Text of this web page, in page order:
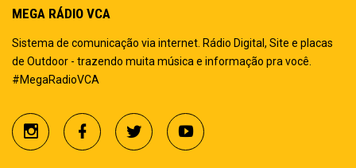
MEGA RÁDIO VCA
Sistema de comunicação via internet. Rádio Digital, Site e placas
de Outdoor - trazendo muita música e informação pra você.
#MegaRadioVCA